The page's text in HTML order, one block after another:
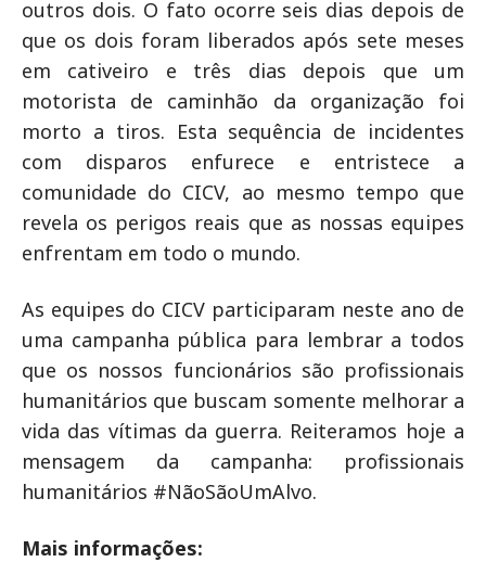
outros dois. O fato ocorre seis dias depois de
que os dois foram liberados após sete meses
em cativeiro e três dias depois que um
motorista de caminhão da organização foi
morto a tiros. Esta sequência de incidentes
com disparos enfurece e entristece a
comunidade do CICV, ao mesmo tempo que
revela os perigos reais que as nossas equipes
enfrentam em todo o mundo.
As equipes do CICV participaram neste ano de
uma campanha pública para lembrar a todos
que os nossos funcionários são profissionais
humanitários que buscam somente melhorar a
vida das vítimas da guerra. Reiteramos hoje a
mensagem da campanha: profissionais
humanitários #NãoSãoUmAlvo.
Mais informações: